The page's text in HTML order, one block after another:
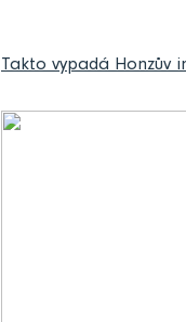
Takto vypadá Honzův